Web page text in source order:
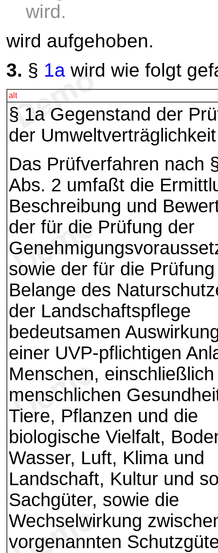
wird.
wird aufgehoben.
3. § 1a wird wie folgt
alt
§ 1a Gegenstand der
der Umweltverträglichkeit
Das Prüfverfahren nach
Abs. 2 umfaßt die
Beschreibung und
der für die Prüfung der
sowie der für die
Belange des
der Landschaftspflege
bedeutsamen
einer UVP-pflichtigen
Menschen,
menschlichen
Tiere, Pflanzen und die
biologische Vielfalt,
Wasser, Luft, Klima und
Landschaft, Kultur und
Sachgüter, sowie die
Wechselwirkung
vorgenannten